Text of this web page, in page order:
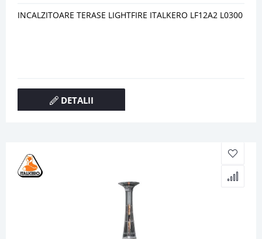
INCALZITOARE TERASE LIGHTFIRE ITALKERO LF12A2 L0300
DETALII